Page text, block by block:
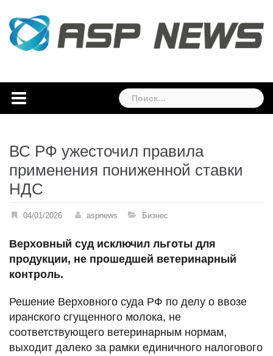
content
Найти:
ВС РФ ужесточил правила
применения пониженной ставки
НДС
04/01/2026 aspnews Бизнес
Верховный суд исключил льготы для
продукции, не прошедшей ветеринарный
контроль.
Решение Верховного суда РФ по делу о ввозе
иранского сгущенного молока, не
соответствующего ветеринарным нормам,
выходит далеко за рамки единичного налогового